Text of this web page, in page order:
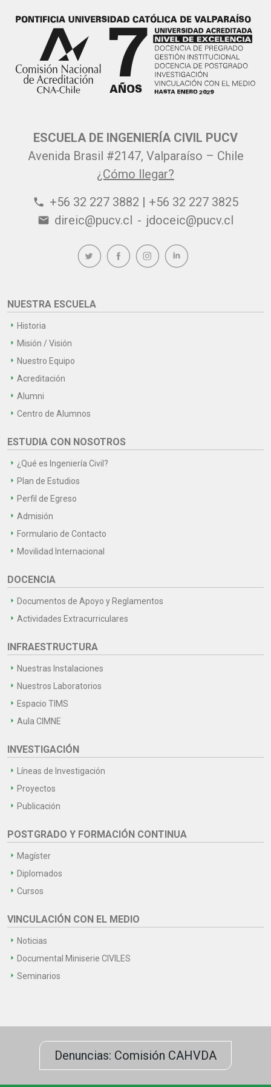
ESCUELA DE INGENIERÍA CIVIL PUCV
Avenida Brasil #2147, Valparaíso – Chile
¿Cómo llegar?
phone +56 32 227 3882 | +56 32 227 3825
email direic@pucv.cl - jdoceic@pucv.cl
NUESTRA ESCUELA
Historia
Misión / Visión
Nuestro Equipo
Acreditación
Alumni
Centro de Alumnos
ESTUDIA CON NOSOTROS
¿Qué es Ingeniería Civil?
Plan de Estudios
Perfil de Egreso
Admisión
Formulario de Contacto
Movilidad Internacional
DOCENCIA
Documentos de Apoyo y Reglamentos
Actividades Extracurriculares
INFRAESTRUCTURA
Nuestras Instalaciones
Nuestros Laboratorios
Espacio TIMS
Aula CIMNE
INVESTIGACIÓN
Líneas de Investigación
Proyectos
Publicación
POSTGRADO Y FORMACIÓN CONTINUA
Magíster
Diplomados
Cursos
VINCULACIÓN CON EL MEDIO
Noticias
Documental Miniserie CIVILES
Seminarios
Denuncias: Comisión CAHVDA